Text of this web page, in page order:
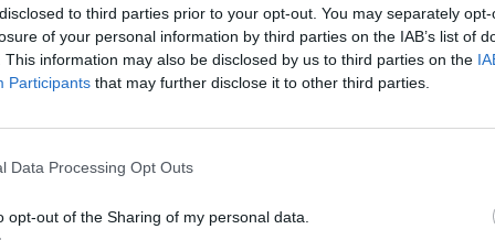
to third parties prior to your opt-out. You may separately
of your personal information by third parties on the IAB’s list of
This information may also be disclosed by us to third parties on the
Participants that may further disclose it to other third parties.
Data Processing Opt Outs
opt-out of the Sharing of my personal data.
kókuszolajat. Miután alaposan
20 perc alatt készre sütjük. Az alma
ha roppanósabbra szeretnénk, akkor
almát.
baracklekvárral fogyasztjuk.